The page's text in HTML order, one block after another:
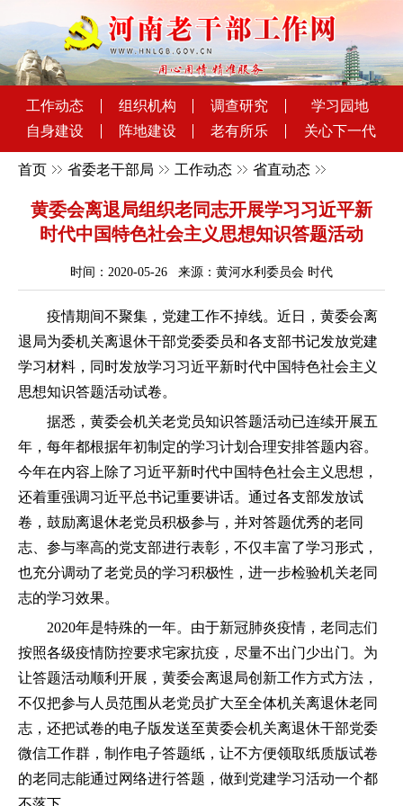
工作动态 组织机构 调查研究
学习园地
自身建设
阵地建设 老有所乐 关心下一代
首页 省委老干部局 工作动态 省直动态
黄委会离退局组织老同志开展学习习近平新
时代中国特色社会主义思想知识答题活动
时间：2020-05-26 来源：黄河水利委员会 时代
疫情期间不聚集，党建工作不掉线。近日，黄委会离
退局为委机关离退休干部党委委员和各支部书记发放党建
学习材料，同时发放学习习近平新时代中国特色社会主义
思想知识答题活动试卷。
据悉，黄委会机关老党员知识答题活动已连续开展五
年，每年都根据年初制定的学习计划合理安排答题内容。
今年在内容上除了习近平新时代中国特色社会主义思想，
还着重强调习近平总书记重要讲话。通过各支部发放试
卷，鼓励离退休老党员积极参与，并对答题优秀的老同
志、参与率高的党支部进行表彰，不仅丰富了学习形式，
也充分调动了老党员的学习积极性，进一步检验机关老同
志的学习效果。
2020年是特殊的一年。由于新冠肺炎疫情，老同志们
按照各级疫情防控要求宅家抗疫，尽量不出门少出门。为
让答题活动顺利开展，黄委会离退局创新工作方式方法，
不仅把参与人员范围从老党员扩大至全体机关离退休老同
志，还把试卷的电子版发送至黄委会机关离退休干部党委
微信工作群，制作电子答题纸，让不方便领取纸质版试卷
的老同志能通过网络进行答题，做到党建学习活动一个都